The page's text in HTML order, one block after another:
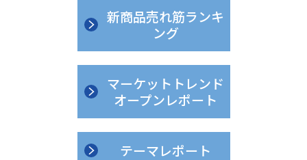
新商品売れ筋ランキ
ング
マーケットトレンド
オープンレポート
テーマレポート